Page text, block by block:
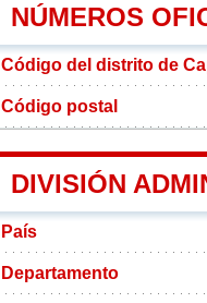
NÚMEROS
Código del distrito de
Código postal
DIVISIÓN
País
Departamento